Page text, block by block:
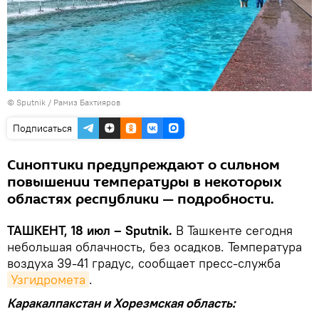
© Sputnik / Рамиз Бахтияров
Подписаться
Синоптики предупреждают о сильном
повышении температуры в некоторых
областях республики — подробности.
ТАШКЕНТ, 18 июл – Sputnik. В Ташкенте сегодня
небольшая облачность, без осадков. Температура
воздуха 39-41 градуc, сообщает пресс-служба
Узгидромета .
Каракалпакстан и Хорезмская область: